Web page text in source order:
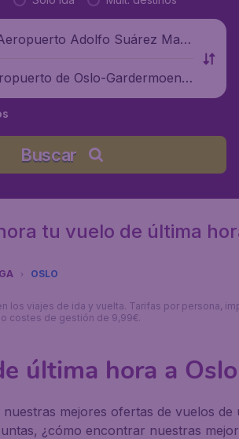
Adolfo Suárez Madr
de Oslo-Gardermoen),
Buscar
tu vuelo de última
OSLO
los viajes de ida y vuelta. Tarifas por persona,
costes de gestión de 9,99€.
última hora a Oslo
nuestras mejores ofertas de vuelos de
¿cómo encontrar nuestras